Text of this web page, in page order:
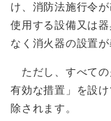
け、消防法施行令
使用する設備又は
なく消火器の設置
ただし、すべての
有効な措置」を設
除されます。